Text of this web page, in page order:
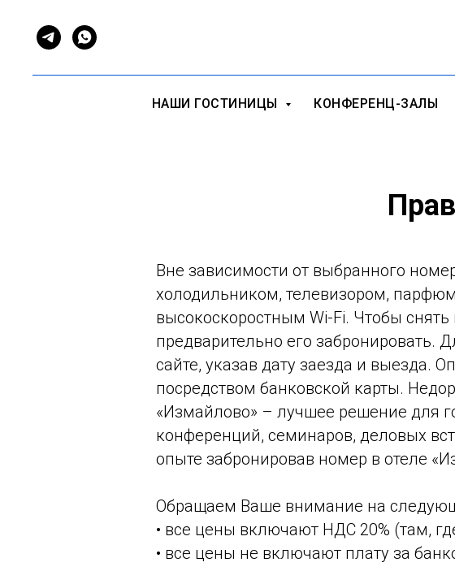
НАШИ ГОСТИНИЦЫ КОНФЕРЕНЦ-ЗАЛЫ
Вне зависимости от выбранного
холодильником, телевизором,
высокоскоростным Wi-Fi. Чтобы
предварительно его забронировать.
сайте, указав дату заезда и выезда.
посредством банковской карты.
«Измайлово» – лучшее решение для
конференций, семинаров, деловых
опыте забронировав номер в отеле
Обращаем Ваше внимание на
• все цены включают НДС 20% (там,
• все цены не включают плату за